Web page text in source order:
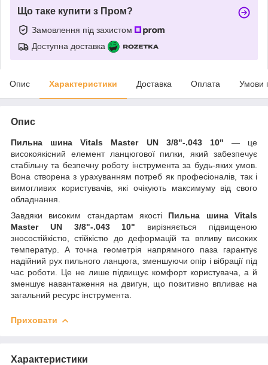
Що таке купити з Пром?
Замовлення під захистом
Доступна доставка
Опис Характеристики Доставка Оплата Умови
Опис
Пильна шина Vitals Master UN 3/8"-.043 10" — це
високоякісний елемент ланцюгової пилки, який забезпечує
стабільну та безпечну роботу інструмента за будь-яких умов.
Вона створена з урахуванням потреб як професіоналів, так і
вимогливих користувачів, які очікують максимуму від свого
обладнання.
Завдяки високим стандартам якості Пильна шина Vitals
Master UN 3/8"-.043 10" вирізняється підвищеною
зносостійкістю, стійкістю до деформацій та впливу високих
температур. А точна геометрія напрямного паза гарантує
надійний рух пильного ланцюга, зменшуючи опір і вібрації під
час роботи. Це не лише підвищує комфорт користувача, а й
зменшує навантаження на двигун, що позитивно впливає на
загальний ресурс інструмента.
Приховати
Характеристики